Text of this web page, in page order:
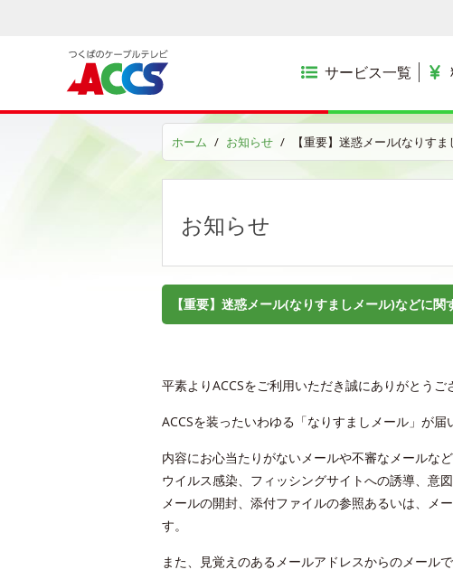
サービス一覧
ホーム お知らせ 【重要】迷惑メール(なりす
お知らせ
【重要】迷惑メール(なりすましメール)などに関
平素よりACCSをご利用いただき誠にありがとうご
ACCSを装ったいわゆる「なりすましメール」が
内容にお心当たりがないメールや不審なメールなど
ウイルス感染、フィッシングサイトへの誘導、意
メールの開封、添付ファイルの参照あるいは、メ
す。
また、見覚えのあるメールアドレスからのメール